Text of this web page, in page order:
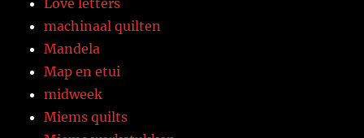
machinaal quilten
Mandela
Map en etui
midweek
Miems quilts